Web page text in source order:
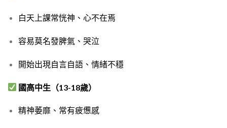
白天上課常恍神、心不在焉
容易莫名發脾氣、哭泣
開始出現自言自語、情緒不穩
國高中生（13-18歲）
精神萎靡、常有疲憊感